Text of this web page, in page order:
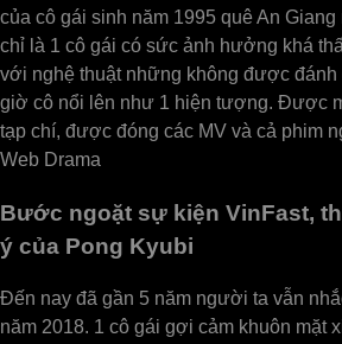
của cô gái sinh năm 1995 quê An
chỉ là 1 cô gái có sức ảnh hưởng khá
với nghệ thuật những không được đánh
giờ cô nổi lên như 1 hiện tượng. Được
tạp chí, được đóng các MV và cả phim
Web Drama
Bước ngoặt sự kiện VinFast,
ý của Pong Kyubi
Đến nay đã gần 5 năm người ta vẫn
năm 2018. 1 cô gái gợi cảm khuôn mặt